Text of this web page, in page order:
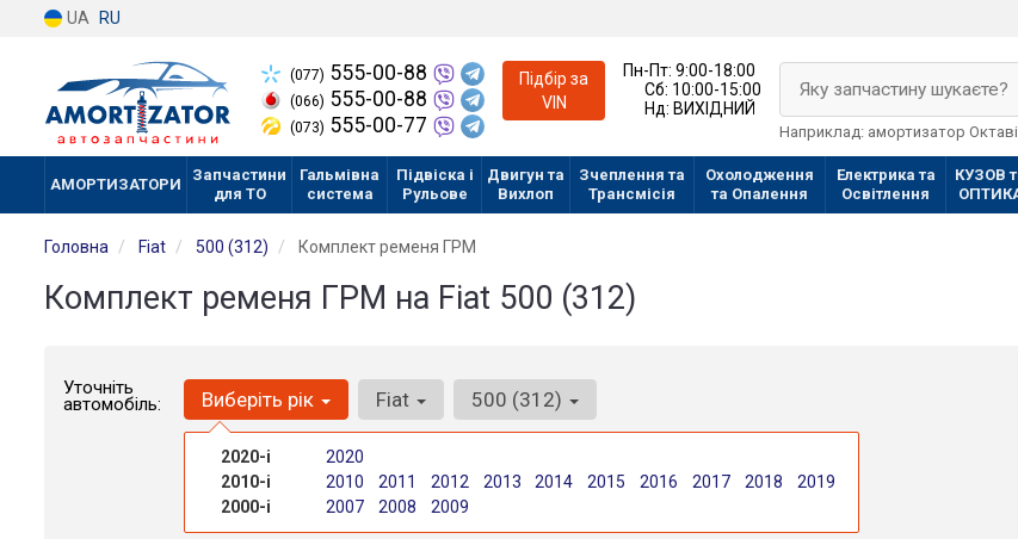
UA RU
(077) 555-00-88
(066) 555-00-88
(073) 555-00-77
Підбір за
VIN
Пн-Пт:9:00-18:00
Сб: 10:00-15:00
Нд: ВИХІДНИЙ
Яку запчастину шукаєте?
Наприклад: амортизатор
АМОРТИЗАТОРИ
Запчастини
для ТО
Гальмівна
система
Підвіска і
Рульове
Двигун та
Вихлоп
Зчеплення та
Трансмісія
Охолодження
та Опалення
Електрика та
Освітлення
КУЗОВ
Головна Fiat 500 (312) Комплект ременя ГРМ
Комплект ременя ГРМ на Fiat 500 (312)
Уточніть
автомобіль: Виберіть рік
2020-і
2020
2010-і
2010 2011 2012 2013 2014 2015 2016 2017 2018
2019
2000-і
2007 2008 2009
Fiat 500 (312)